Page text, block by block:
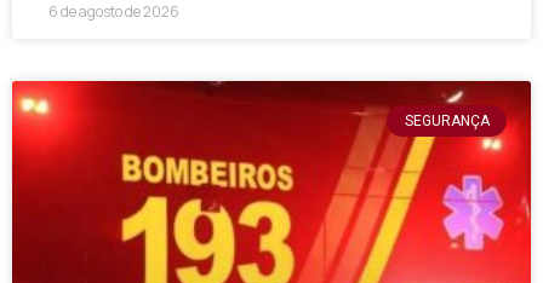
6 de agosto de 2026
SEGURANÇA